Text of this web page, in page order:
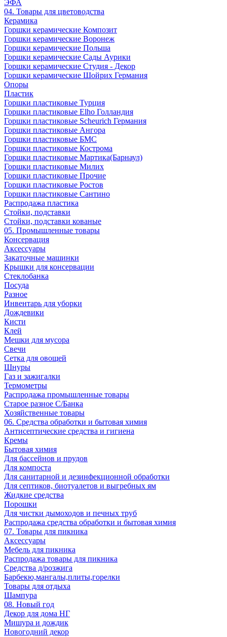
ЭФА
04. Товары для цветоводства
Керамика
Горшки керамические Композит
Горшки керамические Воронеж
Горшки керамические Польша
Горшки керамические Сады Аурики
Горшки керамические Студия - Декор
Горшки керамические Шойрих Германия
Опоры
Пластик
Горшки пластиковые Турция
Горшки пластиковые Elho Голландия
Горшки пластиковые Scheuriсh Германия
Горшки пластиковые Ангора
Горшки пластиковые БМС
Горшки пластиковые Кострома
Горшки пластиковые Мартика(Барнаул)
Горшки пластиковые Милих
Горшки пластиковые Прочие
Горшки пластиковые Ростов
Горшки пластиковые Сантино
Распродажа пластика
Стойки, подставки
Стойки, подставки кованые
05. Промышленные товары
Консервация
Аксессуары
Закаточные машинки
Крышки для консервации
Стеклобанка
Посуда
Разное
Инвентарь для уборки
Дождевики
Кисти
Клей
Мешки для мусора
Свечи
Сетка для овощей
Шнуры
Газ и зажигалки
Термометры
Распродажа промышленные товары
Старое разное С/Банка
Хозяйственные товары
06. Средства обработки и бытовая химия
Антисептические средства и гигиена
Кремы
Бытовая химия
Для бассейнов и прудов
Для компоста
Для санитарной и дезинфекционной обработки
Для септиков, биотуалетов и выгребных ям
Жидкие средства
Порошки
Для чистки дымоходов и печных труб
Распродажа средства обработки и бытовая химия
07. Товары для пикника
Аксессуары
Мебель для пикника
Распродажа товары для пикника
Средства д/розжига
Барбекю,мангалы,плиты,горелки
Товары для отдыха
Шампура
08. Новый год
Декор для дома НГ
Мишура и дождик
Новогодний декор